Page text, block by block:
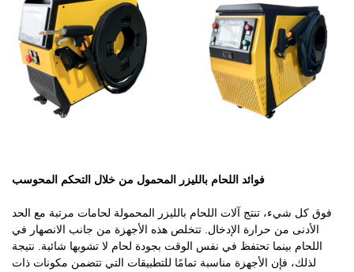
تنزيل
اتصل بنا
فوائد اللحام بالليزر المحمول من خلال التحكم المحوسب
فوق كل شيء، تنتج آلات اللحام بالليزر المحمولة لحامات مرتبة مع الحد
الأدنى من حرارة الإدخال. تتخلص هذه الأجهزة من جانب الانصهار في
اللحام بينما تحتفظ في نفس الوقت بجودة لحام لا تشوبها شائبة. نتيجة
لذلك، فإن الأجهزة مناسبة تمامًا للتطبيقات التي تتضمن مكونات ذات